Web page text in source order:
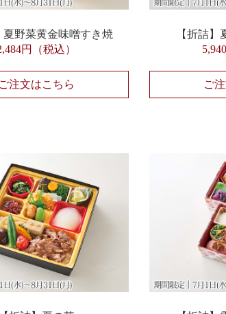
夏野菜黄金味噌すき焼
円（税込）
ご注文はこちら
【折詰
ご